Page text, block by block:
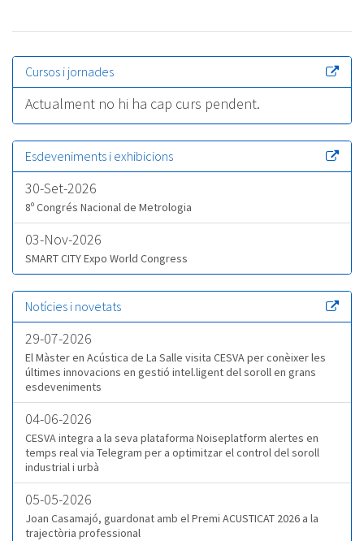
Cursos i jornades
Actualment no hi ha cap curs pendent.
Esdeveniments i exhibicions
30-Set-2026
8º Congrés Nacional de Metrologia
03-Nov-2026
SMART CITY Expo World Congress
Notícies i novetats
29-07-2026
El Màster en Acústica de La Salle visita CESVA per conèixer les
últimes innovacions en gestió intel.ligent del soroll en grans
esdeveniments
04-06-2026
CESVA integra a la seva plataforma Noiseplatform alertes en
temps real via Telegram per a optimitzar el control del soroll
industrial i urbà
05-05-2026
Joan Casamajó, guardonat amb el Premi ACUSTICAT 2026 a la
trajectòria professional